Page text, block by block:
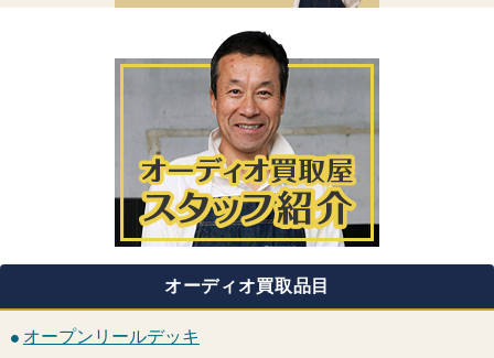
オーディオ買取品目
オープンリールデッキ